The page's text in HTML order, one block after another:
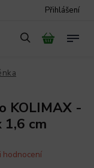
Přihlášení
KOLIMAX -
cm
hodnocení